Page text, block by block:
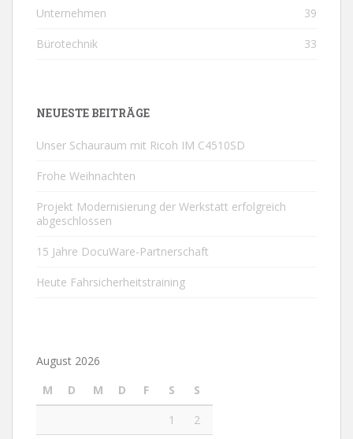
Unternehmen 39
Bürotechnik 33
NEUESTE BEITRÄGE
Unser Schauraum mit Ricoh IM C4510SD
Frohe Weihnachten
Projekt Modernisierung der Werkstatt erfolgreich
abgeschlossen
15 Jahre DocuWare-Partnerschaft
Heute Fahrsicherheitstraining
August 2026
M
D M D F S
S
1
2